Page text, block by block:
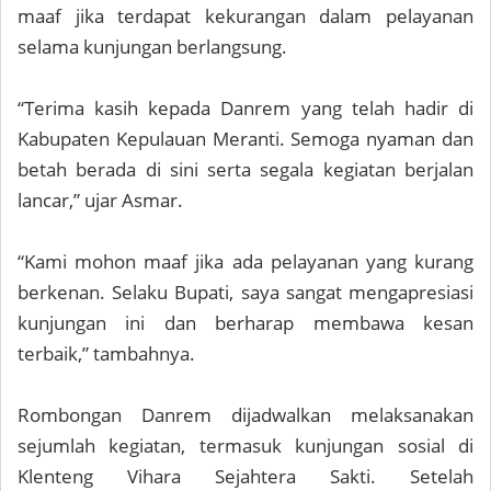
maaf jika terdapat kekurangan dalam pelayanan
selama kunjungan berlangsung.
“Terima kasih kepada Danrem yang telah hadir di
Kabupaten Kepulauan Meranti. Semoga nyaman dan
betah berada di sini serta segala kegiatan berjalan
lancar,” ujar Asmar.
“Kami mohon maaf jika ada pelayanan yang kurang
berkenan. Selaku Bupati, saya sangat mengapresiasi
kunjungan ini dan berharap membawa kesan
terbaik,” tambahnya.
Rombongan Danrem dijadwalkan melaksanakan
sejumlah kegiatan, termasuk kunjungan sosial di
Klenteng Vihara Sejahtera Sakti. Setelah